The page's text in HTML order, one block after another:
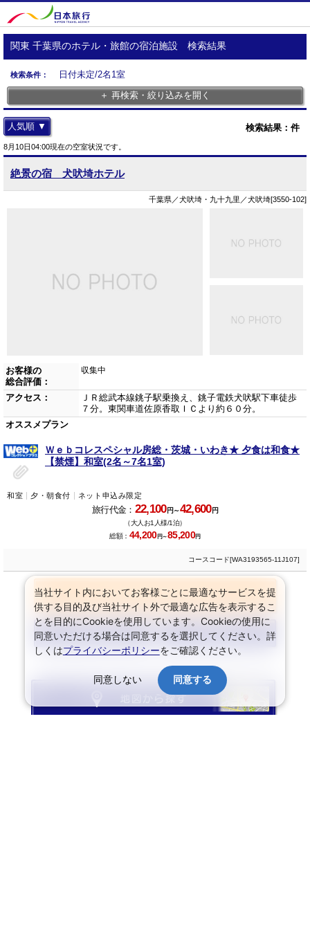
関東 千葉県のホテル・旅館の宿泊施設 検索結果
検索条件：
日付未定/2名1室
＋ 再検索・絞り込みを開く
検索結果： 件
人気順 ▼
8月10日04:00現在の空室状況です。
絶景の宿 犬吠埼ホテル
千葉県／犬吠埼・九十九里／犬吠埼[3550-102]
お客様の
総合評価：
収集中
アクセス：
ＪＲ総武本線銚子駅乗換え、銚子電鉄犬吠駅下車徒歩
７分。東関車道佐原香取ＩＣより約６０分。
オススメプラン
Ｗｅｂコレスペシャル房総・茨城・いわき★ 夕食は和食★
【禁煙】和室(2名～7名1室)
和室 夕・朝食付 ネット申込み限定
旅行代金： 22,100円～42,600円
（大人お1人様/1泊）
総額： 44,200円～85,200円
コースコード[WA3193565-11J107]
プランをすべて見る(3プラン)
JR・新幹線+宿泊
セットプランを見る
航空+宿泊
セットプランを見る
当社サイト内においてお客様ごとに最適なサービスを提
供する目的及び当社サイト外で最適な広告を表示するこ
とを目的にCookieを使用しています。Cookieの使用に
同意いただける場合は同意するを選択してください。詳
しくはプライバシーポリシーをご確認ください。
同意しない 同意する